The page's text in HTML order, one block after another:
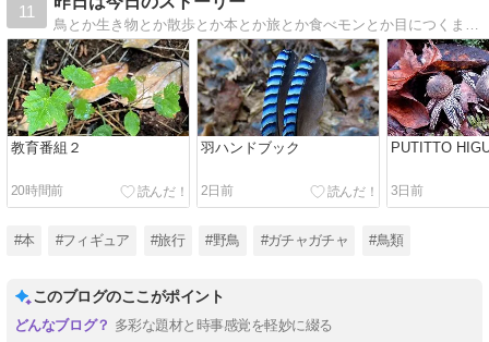
11
教育番組２
20時間前
羽ハンドブック
2日前
PUTITTO
3日前
#本 #フィギュア #旅行 #野鳥 #ガチャガチャ #鳥類
このブログのここがポイント
多彩な題材と時事感覚を軽妙に綴る